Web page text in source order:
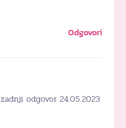
Odgovori
zadnji odgovor 24.05.2023